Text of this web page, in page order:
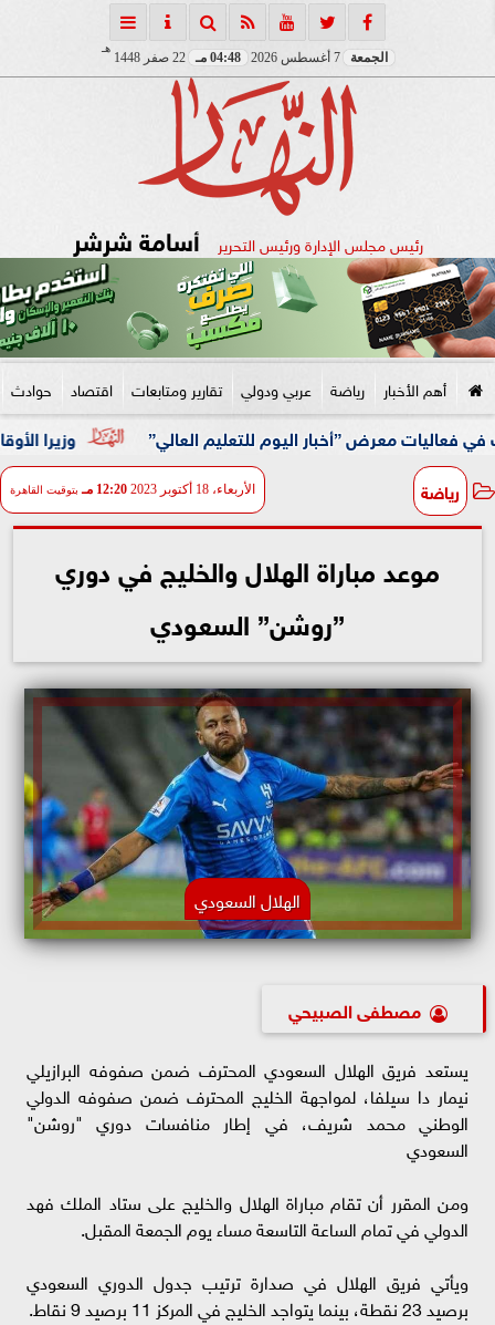
الجمعة 7 أغسطس 2026 04:48 مـ 22 صفر 1448
هـ
رئيس مجلس الإدارة ورئيس التحرير أسامة شرشر
أهم الأخبار رياضة عربي ودولي تقارير ومتابعات اقتصاد حوادث
وزيرا الأوقاف ”أخبار اليوم للتعليم العالي”
رياضة الأربعاء، 18 أكتوبر 2023 12:20 مـ بتوقيت القاهرة
موعد مباراة الهلال والخليج في دوري
”روشن” السعودي
الهلال السعودي
مصطفى الصبيحي
يستعد فريق الهلال السعودي المحترف ضمن صفوفه البرازيلي
نيمار دا سيلفا، لمواجهة الخليج المحترف ضمن صفوفه الدولي
الوطني محمد شريف، في إطار منافسات دوري "روشن"
السعودي
ومن المقرر أن تقام مباراة الهلال والخليج على ستاد الملك فهد
الدولي في تمام الساعة التاسعة مساء يوم الجمعة المقبل.
ويأتي فريق الهلال في صدارة ترتيب جدول الدوري السعودي
برصيد 23 نقطة، بينما يتواجد الخليج في المركز 11 برصيد 9 نقاط.